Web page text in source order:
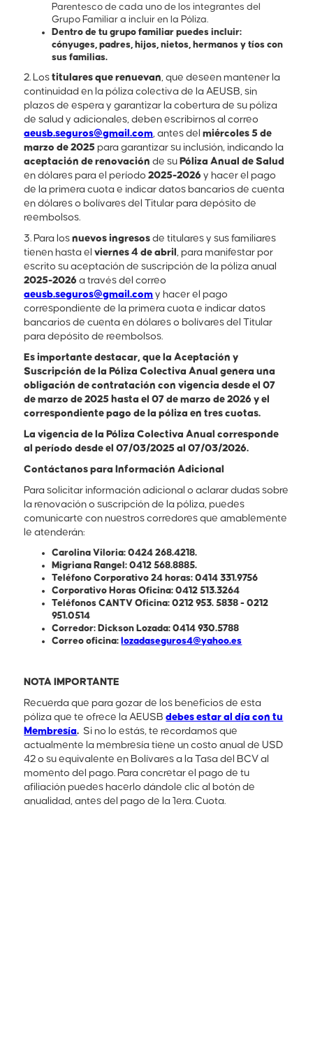
Parentesco de cada uno de los integrantes del
Grupo Familiar a incluir en la Póliza.
Dentro de tu grupo familiar puedes incluir:
cónyuges, padres, hijos, nietos, hermanos y tíos con
sus familias.
2. Lostitulares que renuevan , que deseen mantener la
continuidad en la póliza colectiva de la AEUSB, sin
plazos de espera y garantizar la cobertura de su póliza
de salud y adicionales, deben escribirnos al correo
aeusb.seguros@gmail.com , antes delmiércoles 5 de
marzo de 2025para garantizar su inclusión, indicando la
aceptación de renovación de suPóliza Anual de Salud
en dólares para el período2025-2026 y hacer el pago
de la primera cuota e indicar datos bancarios de cuenta
en dólares o bolívares del Titular para depósito de
reembolsos.
3. Para losnuevos ingresos de titulares y sus familiares
tienen hasta elviernes 4 de abril , para manifestar por
escrito su aceptación de suscripción de la póliza anual
2025-2026 a través del correo
aeusb.seguros@gmail.com y hacer el pago
correspondiente de la primera cuota e indicar datos
bancarios de cuenta en dólares o bolívares del Titular
para depósito de reembolsos.
Es importante destacar, que la Aceptación y
Suscripción de la Póliza Colectiva Anual genera una
obligación de contratación con vigencia desde el 07
de marzo de 2025 hasta el 07 de marzo de 2026 y el
correspondiente pago de la póliza en tres cuotas.
La vigencia de la Póliza Colectiva Anual corresponde
al período desde el 07/03/2025 al 07/03/2026.
Contáctanos para Información Adicional
Para solicitar información adicional o aclarar dudas sobre
la renovación o suscripción de la póliza, puedes
comunicarte con nuestros corredores que amablemente
le atenderán:
Carolina Viloria: 0424 268.4218.
Migriana Rangel: 0412 568.8885.
Teléfono Corporativo 24 horas: 0414 331.9756
Corporativo Horas Oficina: 0412 513.3264
Teléfonos CANTV Oficina: 0212 953. 5838 - 0212
951.0514
Corredor: Dickson Lozada: 0414 930.5788
Correo oficina:lozadaseguros4@yahoo.es
NOTA IMPORTANTE
Recuerda que para gozar de los beneficios de esta
póliza que te ofrece la AEUSBdebes estar al día con tu
Membresía. Si no lo estás, te recordamos que
actualmente la membresía tiene un costo anual de USD
42 o su equivalente en Bolívares a la Tasa del BCV al
momento del pago. Para concretar el pago de tu
afiliación puedes hacerlo dándole clic al botón de
anualidad, antes del pago de la 1era. Cuota.